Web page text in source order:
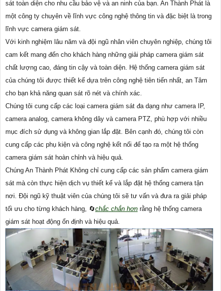
sát toàn diện cho nhu cầu bảo vệ và an ninh của bạn. An Thành Phát là
một công ty chuyên về lĩnh vực công nghệ thông tin và đặc biệt là trong
lĩnh vực camera giám sát.
Với kinh nghiệm lâu năm và đội ngũ nhân viên chuyên nghiệp, chúng tôi
cam kết mang đến cho khách hàng những giải pháp camera giám sát
chất lượng cao, đáng tin cậy và toàn diện. Hệ thống camera giám sát
của chúng tôi được thiết kế dựa trên công nghệ tiên tiến nhất, an Tâm
cho bạn khả năng quan sát rõ nét và chính xác.
Chúng tôi cung cấp các loại camera giám sát đa dạng như camera IP,
camera analog, camera không dây và camera PTZ, phù hợp với nhiều
mục đích sử dụng và không gian lắp đặt. Bên cạnh đó, chúng tôi còn
cung cấp các phụ kiện và công nghệ kết nối để tạo ra một hệ thống
camera giám sát hoàn chỉnh và hiệu quả.
Chúng An Thành Phát Không chỉ cung cấp các sản phẩm camera giám
sát mà còn thực hiện dịch vụ thiết kế và lắp đặt hệ thống camera tận
nơi. Đội ngũ kỹ thuật viên của chúng tôi sẽ tư vấn và đưa ra giải pháp
tối ưu cho từng khách hàng, 🔄chắc chắn hơn rằng hệ thống camera
giám sát hoạt động ổn định và hiệu quả.